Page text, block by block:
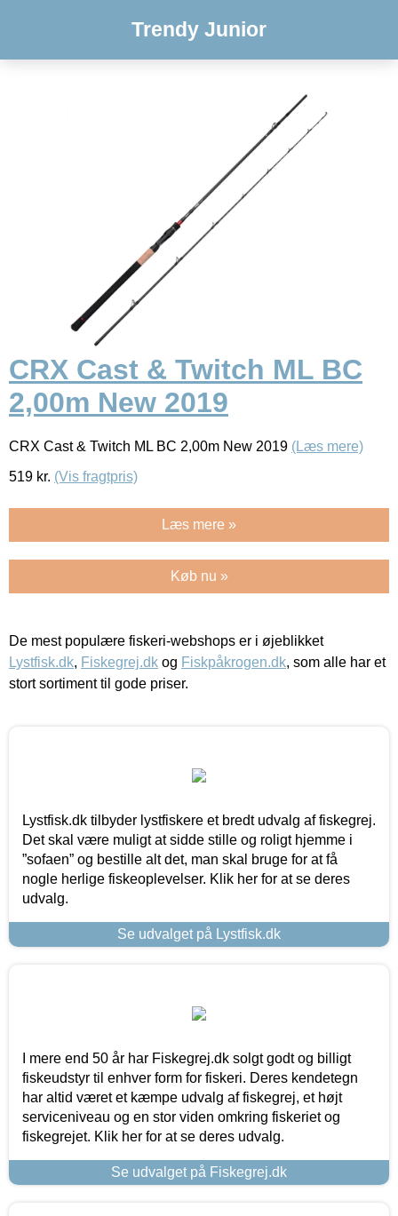
Trendy Junior
CRX Cast & Twitch ML BC
2,00m New 2019
CRX Cast & Twitch ML BC 2,00m New 2019 (Læs mere)
519 kr. (Vis fragtpris)
Læs mere »
Køb nu »
De mest populære fiskeri-webshops er i øjeblikket
Lystfisk.dk, Fiskegrej.dk og Fiskpåkrogen.dk, som alle har et
stort sortiment til gode priser.
Lystfisk.dk tilbyder lystfiskere et bredt udvalg af fiskegrej.
Det skal være muligt at sidde stille og roligt hjemme i
”sofaen” og bestille alt det, man skal bruge for at få
nogle herlige fiskeoplevelser. Klik her for at se deres
udvalg.
Se udvalget på Lystfisk.dk
I mere end 50 år har Fiskegrej.dk solgt godt og billigt
fiskeudstyr til enhver form for fiskeri. Deres kendetegn
har altid været et kæmpe udvalg af fiskegrej, et højt
serviceniveau og en stor viden omkring fiskeriet og
fiskegrejet. Klik her for at se deres udvalg.
Se udvalget på Fiskegrej.dk